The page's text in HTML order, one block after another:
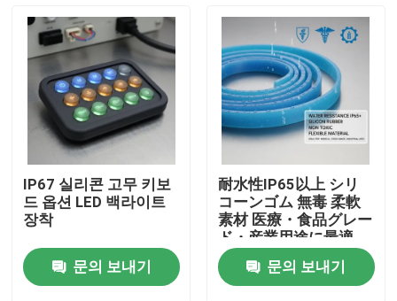
홈
IP67 실리콘 고무 키보
드 옵션 LED 백라이트
장착
문의 보내기
耐水性IP65以上 シリ
コーンゴム 無毒 柔軟
素材 医療・食品グレー
ド・産業用途に最適
문의 보내기